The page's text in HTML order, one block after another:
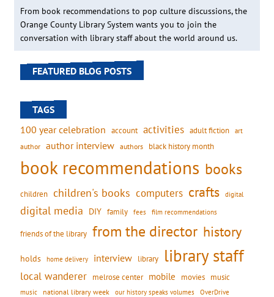
From book recommendations to pop culture discussions, the
Orange County Library System wants you to join the
conversation with library staff about the world around us.
FEATURED BLOG POSTS
TAGS
100 year celebration account activities adult fiction art
author author interview authors black history month
book recommendations books
children children's books computers crafts digital
digital media DIY family fees film recommendations
friends of the library from the director history
holds home delivery interview library library staff
local wanderer melrose center mobile movies music
music national library week our history speaks volumes OverDrive